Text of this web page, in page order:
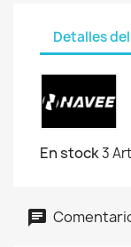
Detalles
En stock3